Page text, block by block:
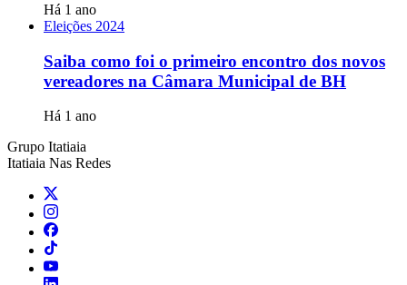
Há 1 ano
Eleições 2024
Saiba como foi o primeiro encontro dos novos
vereadores na Câmara Municipal de BH
Há 1 ano
Grupo Itatiaia
Itatiaia Nas Redes